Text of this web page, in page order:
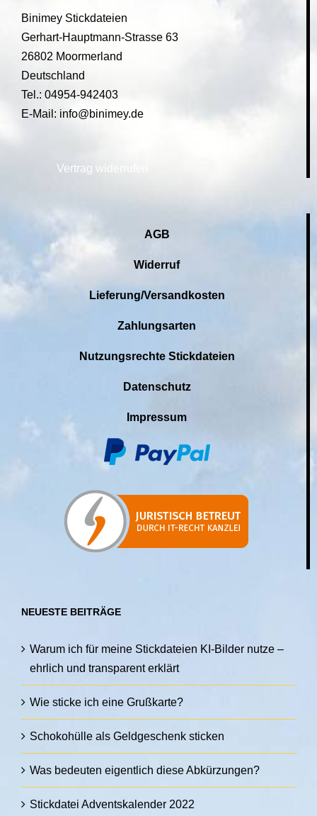
Binimey Stickdateien
Gerhart-Hauptmann-Strasse 63
26802 Moormerland
Deutschland
Tel.: 04954-942403
E-Mail: info@binimey.de
Vertrag widerrufen
AGB
Widerruf
Lieferung/Versandkosten
Zahlungsarten
Nutzungsrechte Stickdateien
Datenschutz
Impressum
NEUESTE BEITRÄGE
Warum ich für meine Stickdateien KI-Bilder nutze –
ehrlich und transparent erklärt
Wie sticke ich eine Grußkarte?
Schokohülle als Geldgeschenk sticken
Was bedeuten eigentlich diese Abkürzungen?
Stickdatei Adventskalender 2022